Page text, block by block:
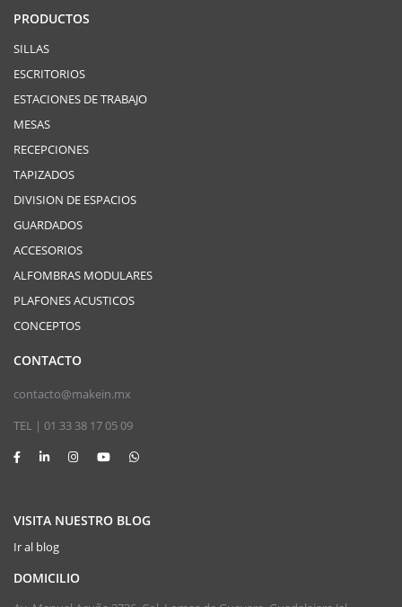
PRODUCTOS
SILLAS
ESCRITORIOS
ESTACIONES DE TRABAJO
MESAS
RECEPCIONES
TAPIZADOS
DIVISION DE ESPACIOS
GUARDADOS
ACCESORIOS
ALFOMBRAS MODULARES
PLAFONES ACUSTICOS
CONCEPTOS
CONTACTO
contacto@makein.mx
TEL | 01 33 38 17 05 09
VISITA NUESTRO BLOG
Ir al blog
DOMICILIO